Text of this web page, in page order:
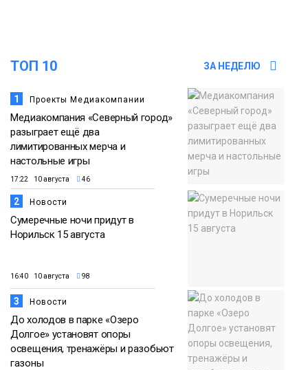
ТОП 10 ЗА НЕДЕЛЮ
1 Проекты Медиакомпании
Медиакомпания «Северный город»
разыграет ещё два
лимитированных мерча и
настольные игры
17:22 10 августа 46
2 Новости
Сумеречные ночи придут в
Норильск 15 августа
16:40 10 августа 98
3 Новости
До холодов в парке «Озеро
Долгое» установят опоры
освещения, тренажёры и разобьют
газоны